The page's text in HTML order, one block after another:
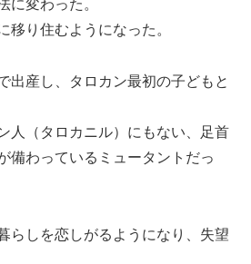
に変わった。
移り住むようになった。
出産し、タロカン最初の子どもと
人（タロカニル）にもない、足首
備わっているミュータントだっ
らしを恋しがるようになり、失望